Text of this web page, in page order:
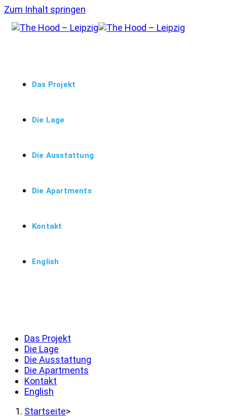
Zum Inhalt springen
Das Projekt
Die Lage
Die Ausstattung
Die Apartments
Kontakt
English
Das Projekt
Die Lage
Die Ausstattung
Die Apartments
Kontakt
English
Startseite>